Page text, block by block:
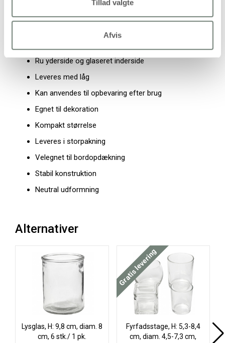
Tillad valgte
Afvis
Ru yderside og glaseret inderside
Leveres med låg
Kan anvendes til opbevaring efter brug
Egnet til dekoration
Kompakt størrelse
Leveres i storpakning
Velegnet til bordopdækning
Stabil konstruktion
Neutral udformning
Alternativer
Lysglas, H: 9,8 cm, diam. 8
cm, 6 stk./ 1 pk.
Køb mere og spar
Gratis levering
Fyrfadsstage, H: 5,3-8,4
cm, diam. 4,5-7,3 cm,